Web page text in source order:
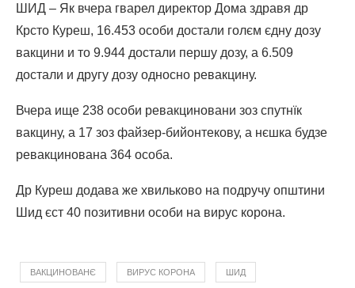
ШИД – Як вчера гварел директор Дома здравя др
Крсто Куреш, 16.453 особи достали голєм єдну дозу
вакцини и то 9.944 достали першу дозу, а 6.509
достали и другу дозу односно ревакцину.
Вчера ище 238 особи ревакциновани зоз спутнїк
вакцину, а 17 зоз файзер-бийонтекову, а нєшка будзе
ревакцинована 364 особа.
Др Куреш додава же хвильково на подручу општини
Шид єст 40 позитивни особи на вирус корона.
ВАКЦИНОВАНЄ ВИРУС КОРОНА ШИД